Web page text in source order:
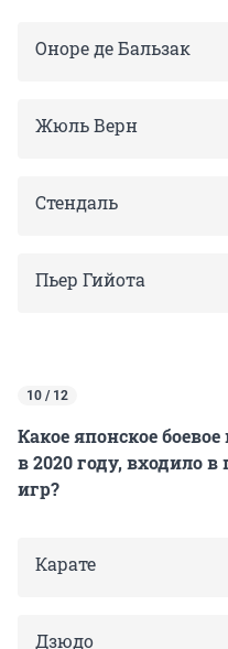
Оноре де Бальзак
Жюль Верн
Стендаль
Пьер Гийота
10 / 12
Какое японское
в 2020 году, входило
игр?
Карате
Дзюдо